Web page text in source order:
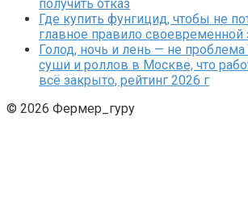
получить отказ
Где купить фунгицид, чтобы не
главное правило
Голод, ночь и лень — не
суши и роллов в Москве, что
всё закрыто, рейтинг 2026 г
© 2026 Фермер_гуру